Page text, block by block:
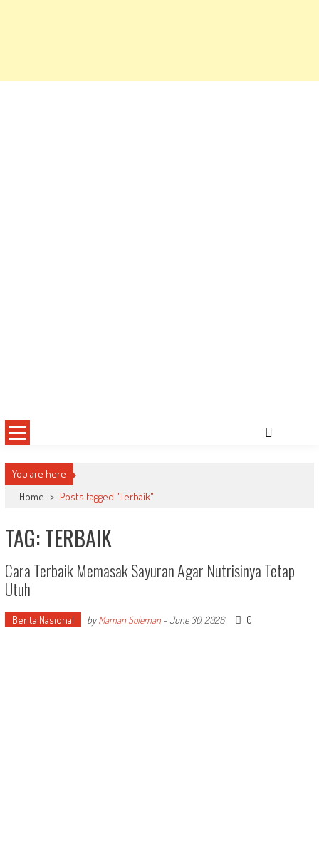
You are here
Home > Posts tagged "Terbaik"
TAG: TERBAIK
Cara Terbaik Memasak Sayuran Agar Nutrisinya Tetap
Utuh
Berita Nasional byMaman Soleman-June 30, 2026 0